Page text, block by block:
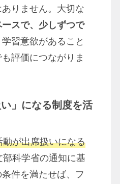
りません。大切な
スで、少しずつで
習意欲があること
評価につながりま
」になる制度を活
動が出席扱いになる
科学省の通知に基
件を満たせば、フ